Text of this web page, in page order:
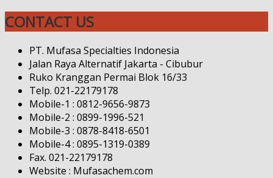
CONTACT US
PT. Mufasa Specialties Indonesia
Jalan Raya Alternatif Jakarta - Cibubur
Ruko Kranggan Permai Blok 16/33
Telp. 021-22179178
Mobile-1 : 0812-9656-9873
Mobile-2 : 0899-1996-521
Mobile-3 : 0878-8418-6501
Mobile-4 : 0895-1319-0389
Fax. 021-22179178
Website : Mufasachem.com